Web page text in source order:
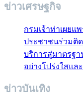
ข่าวเศรษฐกิจ
กรมเจ้าท่าเผยแ
ประชาชนร่วมติ
บริการสู่มาตรฐ
อย่างโปร่งใสแล
ข่าวบันเทิง